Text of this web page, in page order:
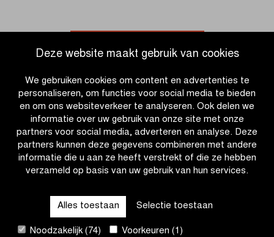
Deze website maakt gebruik van cookies
We gebruiken cookies om content en advertenties te
personaliseren, om functies voor social media te bieden
en om ons websiteverkeer te analyseren. Ook delen we
informatie over uw gebruik van onze site met onze
partners voor social media, adverteren en analyse. Deze
partners kunnen deze gegevens combineren met andere
informatie die u aan ze heeft verstrekt of die ze hebben
verzameld op basis van uw gebruik van hun services.
Alles toestaan Selectie toestaan
Noodzakelijk (74) Voorkeuren (1)
voor
eerst
de
start
G-
aan
Gent-
Wevelgem
In
Fields
Ga naar nieuwsoverzicht
OTHER RACES